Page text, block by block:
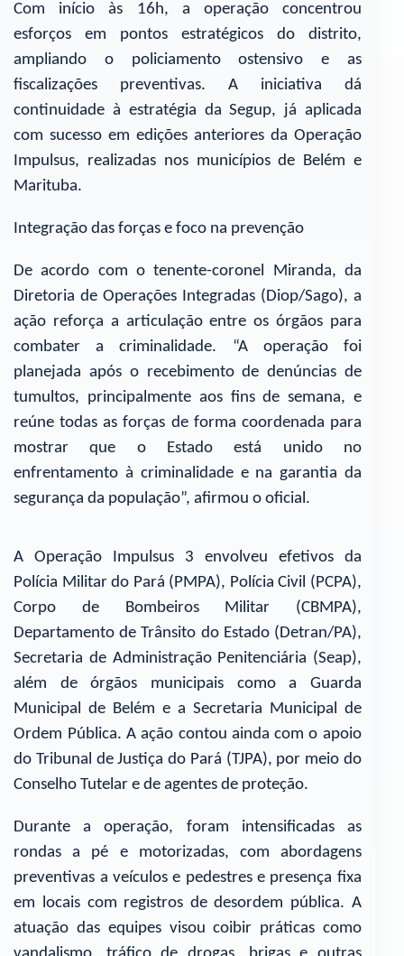
Com início às 16h, a operação concentrou
esforços em pontos estratégicos do distrito,
ampliando o policiamento ostensivo e as
fiscalizações preventivas. A iniciativa dá
continuidade à estratégia da Segup, já aplicada
com sucesso em edições anteriores da Operação
Impulsus, realizadas nos municípios de Belém e
Marituba.
Integração das forças e foco na prevenção
De acordo com o tenente-coronel Miranda, da
Diretoria de Operações Integradas (Diop/Sago), a
ação reforça a articulação entre os órgãos para
combater a criminalidade. “A operação foi
planejada após o recebimento de denúncias de
tumultos, principalmente aos fins de semana, e
reúne todas as forças de forma coordenada para
mostrar que o Estado está unido no
enfrentamento à criminalidade e na garantia da
segurança da população”, afirmou o oficial.
A Operação Impulsus 3 envolveu efetivos da
Polícia Militar do Pará (PMPA), Polícia Civil (PCPA),
Corpo de Bombeiros Militar (CBMPA),
Departamento de Trânsito do Estado (Detran/PA),
Secretaria de Administração Penitenciária (Seap),
além de órgãos municipais como a Guarda
Municipal de Belém e a Secretaria Municipal de
Ordem Pública. A ação contou ainda com o apoio
do Tribunal de Justiça do Pará (TJPA), por meio do
Conselho Tutelar e de agentes de proteção.
Durante a operação, foram intensificadas as
rondas a pé e motorizadas, com abordagens
preventivas a veículos e pedestres e presença fixa
em locais com registros de desordem pública. A
atuação das equipes visou coibir práticas como